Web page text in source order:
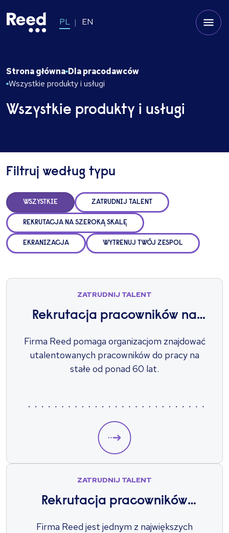
PL EN
Strona główna Dla pracodawców
Wszystkie produkty i usługi
Wszystkie produkty i usługi
Filtruj według typu
WSZYSTKIE ZATRUDNIJ TALENT
REKRUTACJA NA SZEROKĄ SKALĘ
EKRANIZACJA WYTRENUJ TWÓJ ZESPOL
ZATRUDNIJ TALENT
Rekrutacja pracowników na
czas nieokreślony
Firma Reed pomaga organizacjom znajdować
utalentowanych pracowników do pracy na
stałe od ponad 60 lat.
ZATRUDNIJ TALENT
Rekrutacja pracowników
tymczasowych
Firma Reed jest jednym z największych